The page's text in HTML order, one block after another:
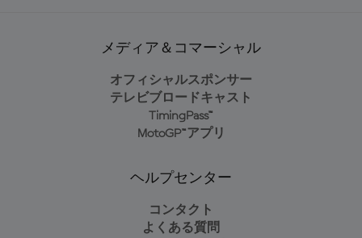
メディア＆コマーシャル
オフィシャルスポンサー
テレビブロードキャスト
TimingPass™
MotoGP™アプリ
ヘルプセンター
コンタクト
よくある質問